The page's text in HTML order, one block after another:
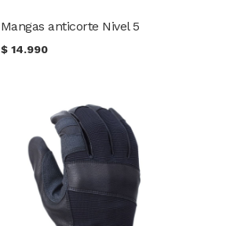
Mangas anticorte Nivel 5
$ 14.990